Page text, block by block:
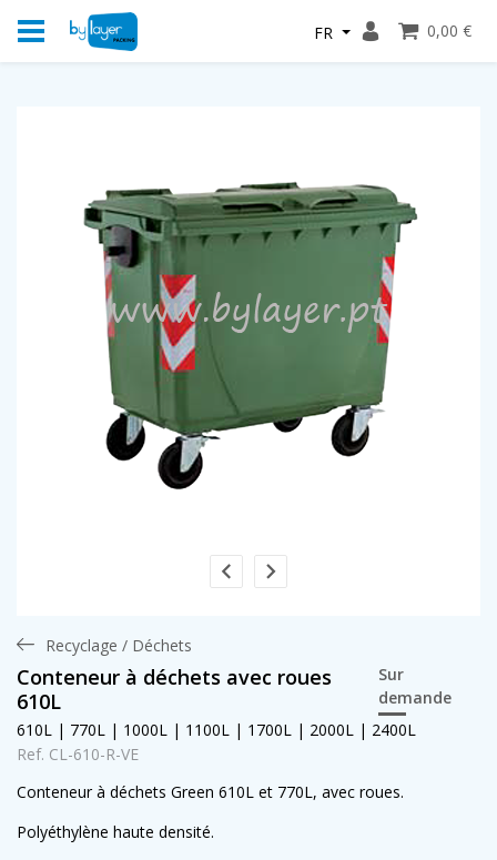
FR 0,00 €
Recyclage / Déchets
Conteneur à déchets avec roues
610L
Sur
demande
610L | 770L | 1000L | 1100L | 1700L | 2000L | 2400L
Ref. CL-610-R-VE
Conteneur à déchets Green 610L et 770L, avec roues.
Polyéthylène haute densité.